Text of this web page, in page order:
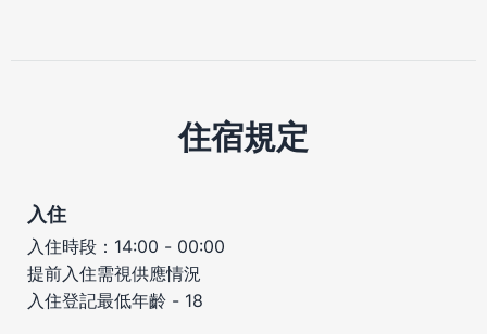
住宿規定
入住
入住時段：14:00 - 00:00
提前入住需視供應情況
入住登記最低年齡 - 18